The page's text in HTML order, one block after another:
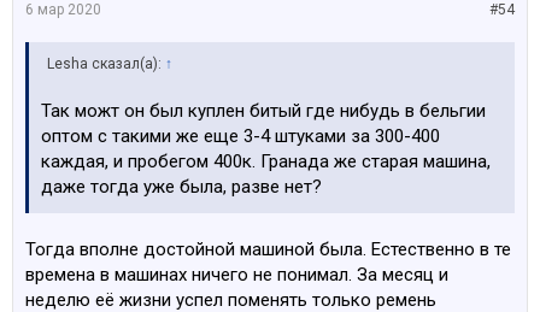
#54
6 мар 2020
Lesha сказал(а): ↑
Так можт он был куплен битый где нибудь в бельгии
оптом с такими же еще 3-4 штуками за 300-400
каждая, и пробегом 400к. Гранада же старая машина,
даже тогда уже была, разве нет?
Тогда вполне достойной машиной была. Естественно в те
времена в машинах ничего не понимал. За месяц и
неделю её жизни успел поменять только ремень